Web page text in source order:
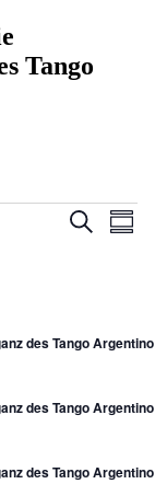
Tango
Suche
des Tango Argentino
des Tango Argentino
des Tango Argentino